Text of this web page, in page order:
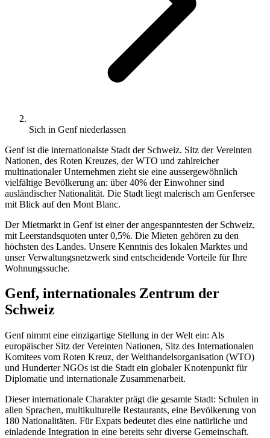
Sich in Genf niederlassen
Genf ist die internationalste Stadt der Schweiz. Sitz der Vereinten
Nationen, des Roten Kreuzes, der WTO und zahlreicher
multinationaler Unternehmen zieht sie eine aussergewöhnlich
vielfältige Bevölkerung an: über 40% der Einwohner sind
ausländischer Nationalität. Die Stadt liegt malerisch am Genfersee
mit Blick auf den Mont Blanc.
Der Mietmarkt in Genf ist einer der angespanntesten der Schweiz,
mit Leerstandsquoten unter 0,5%. Die Mieten gehören zu den
höchsten des Landes. Unsere Kenntnis des lokalen Marktes und
unser Verwaltungsnetzwerk sind entscheidende Vorteile für Ihre
Wohnungssuche.
Genf, internationales Zentrum der
Schweiz
Genf nimmt eine einzigartige Stellung in der Welt ein: Als
europäischer Sitz der Vereinten Nationen, Sitz des Internationalen
Komitees vom Roten Kreuz, der Welthandelsorganisation (WTO)
und Hunderter NGOs ist die Stadt ein globaler Knotenpunkt für
Diplomatie und internationale Zusammenarbeit.
Dieser internationale Charakter prägt die gesamte Stadt: Schulen in
allen Sprachen, multikulturelle Restaurants, eine Bevölkerung von
180 Nationalitäten. Für Expats bedeutet dies eine natürliche und
einladende Integration in eine bereits sehr diverse Gemeinschaft.